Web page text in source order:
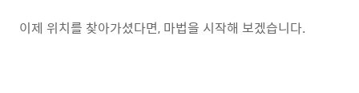
이제 위치를 찾아가셨다면, 마법을 시작해 보겠습니다.